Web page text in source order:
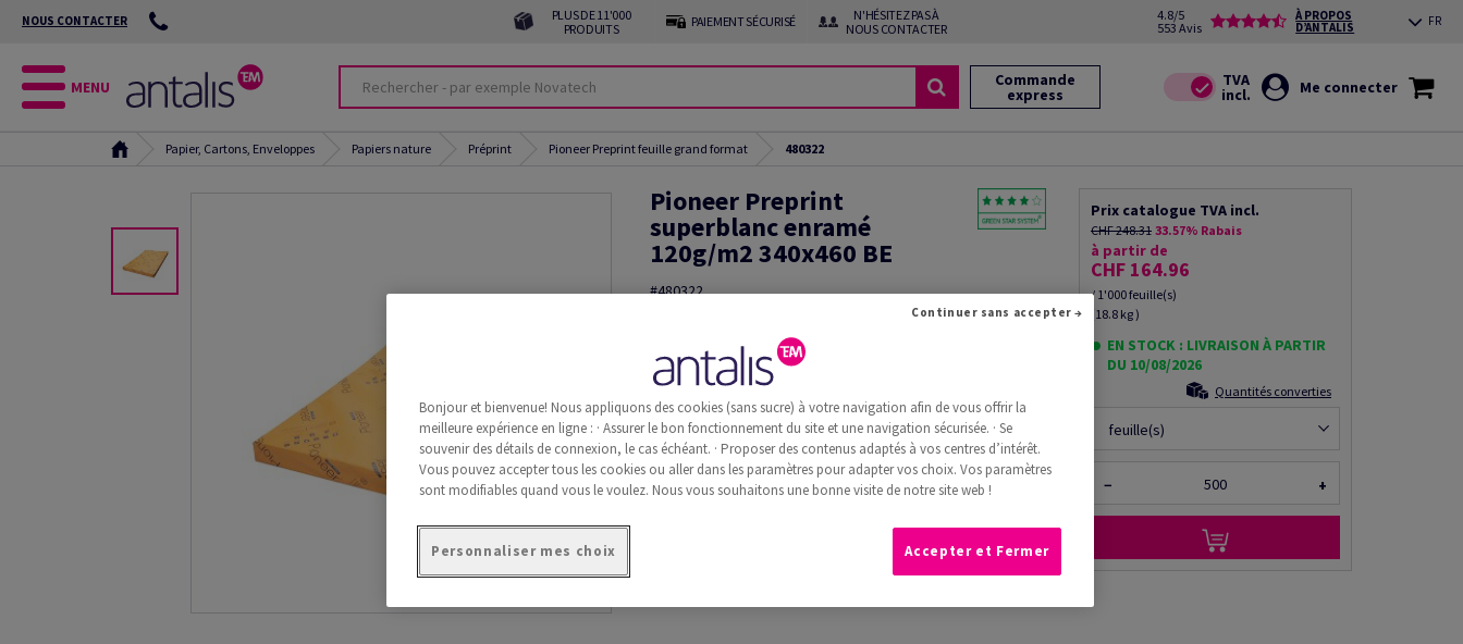
NOUS CONTACTER
PLUS DE 11'000
PRODUITS
PAIEMENT SÉCURISÉ
N'HÉSITEZ PAS À
NOUS CONTACTER
4.8/5
553 Avis
À PROPOS
D’ANTALIS FR
MENU Commande
express Me connecter
Papier, Cartons, Enveloppes Papiers nature Préprint Pioneer Preprint feuille grand format 480322
Pioneer Preprint
superblanc enramé
120g/m2 340x460 BE
#480322
340mm x 460mm, BE, Paquet de 500 feuilles, FSC Mix 70%
Commande d'échantillon(s)
Information additionnelle Recommander ce produit
Prix catalogue TVA incl.
CHF 248.31 33.57% Rabais
à partir de
CHF 164.96
/ 1'000 feuille(s)
(18.8 kg )
EN STOCK : LIVRAISON À PARTIR
DU 10/08/2026
Quantités converties
feuille(s)
− +
Bonjour et bienvenue! Nous appliquons des cookies (sans sucre) à votre navigation afin de vous offrir la
meilleure expérience en ligne : · Assurer le bon fonctionnement du site et une navigation sécurisée. · Se
souvenir des détails de connexion, le cas échéant. · Proposer des contenus adaptés à vos centres d’intérêt.
Vous pouvez accepter tous les cookies ou aller dans les paramètres pour adapter vos choix. Vos paramètres
sont modifiables quand vous le voulez. Nous vous souhaitons une bonne visite de notre site web !
Personnaliser mes choix
Continuer sans accepter →
Accepter et Fermer